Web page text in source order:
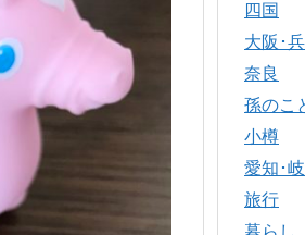
四国
大阪･
奈良
孫のこ
小樽
愛知･
旅行
暮らし